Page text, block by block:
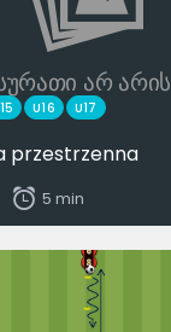
არ არის
U16 U17
przestrzenna
5 min